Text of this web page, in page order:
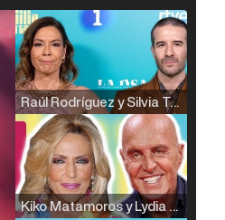
Raúl Rodríguez y Silvia Taulés nos cuentan su papel en 'La familia de la tele'
Kiko Matamoros y Lydia Lozano: "Nuestro público es de todas las edades y RTVE tiene un público muy pegado a las novelas, al que tenemos que captar"